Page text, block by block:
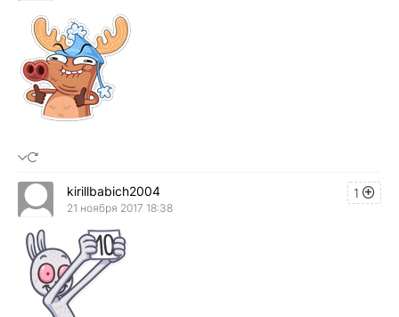
1
kirillbabich2004
21 ноября 2017 18:38